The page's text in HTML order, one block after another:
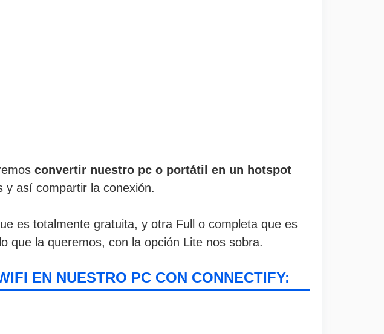
convertir nuestro pc o portátil en un hotspot
y así compartir la conexión.
es totalmente gratuita, y otra Full o completa que es
que la queremos, con la opción Lite nos sobra.
EN NUESTRO PC CON CONNECTIFY: